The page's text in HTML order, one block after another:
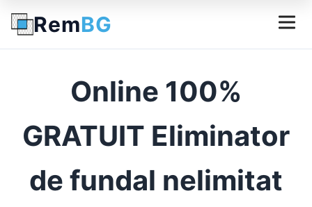
RemBG
Online 100%
GRATUIT Eliminator
de fundal nelimitat